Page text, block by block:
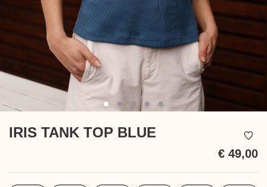
IRIS TANK TOP BLUE
€ 49,00